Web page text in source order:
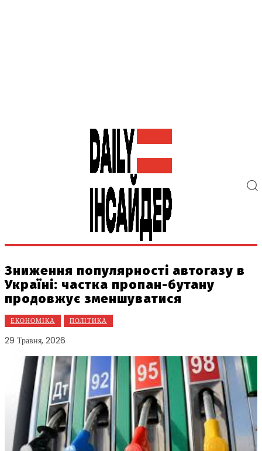
Зниження популярності автогазу в
Україні: частка пропан-бутану
продовжує зменшуватися
ЕКОНОМІКА ПОЛІТИКА
29 Травня, 2026